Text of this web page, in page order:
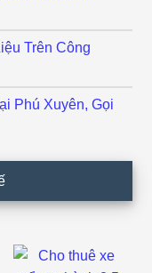
Trên Công
Phú Xuyên, Gọi